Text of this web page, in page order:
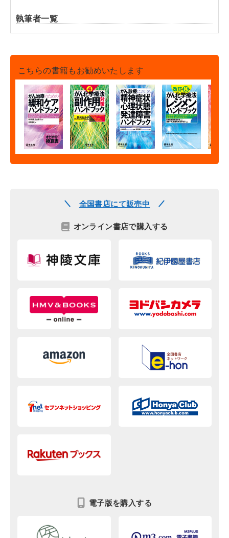
執筆者一覧
こちらの書籍もお勧めいたします
全国書店にて販売中
オンライン書店で購入する
電子版を購入する